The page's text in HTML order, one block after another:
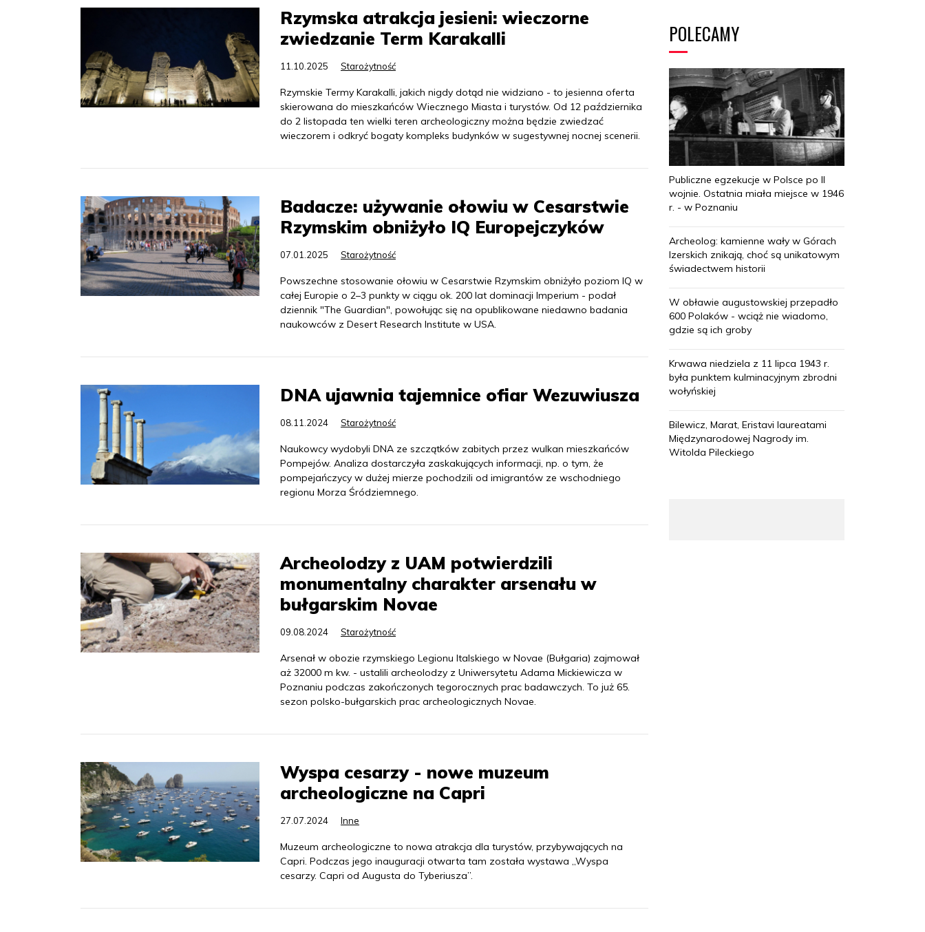
Rzymska atrakcja jesieni: wieczorne
zwiedzanie Term Karakalli
11.10.2025 Starożytność
Rzymskie Termy Karakalli, jakich nigdy dotąd nie widziano - to jesienna oferta
skierowana do mieszkańców Wiecznego Miasta i turystów. Od 12 października
do 2 listopada ten wielki teren archeologiczny można będzie zwiedzać
wieczorem i odkryć bogaty kompleks budynków w sugestywnej nocnej scenerii.
Badacze: używanie ołowiu w Cesarstwie
Rzymskim obniżyło IQ Europejczyków
07.01.2025 Starożytność
Powszechne stosowanie ołowiu w Cesarstwie Rzymskim obniżyło poziom IQ w
całej Europie o 2–3 punkty w ciągu ok. 200 lat dominacji Imperium - podał
dziennik "The Guardian", powołując się na opublikowane niedawno badania
naukowców z Desert Research Institute w USA.
DNA ujawnia tajemnice ofiar Wezuwiusza
08.11.2024 Starożytność
Naukowcy wydobyli DNA ze szczątków zabitych przez wulkan mieszkańców
Pompejów. Analiza dostarczyła zaskakujących informacji, np. o tym, że
pompejańczycy w dużej mierze pochodzili od imigrantów ze wschodniego
regionu Morza Śródziemnego.
Archeolodzy z UAM potwierdzili
monumentalny charakter arsenału w
bułgarskim Novae
09.08.2024 Starożytność
Arsenał w obozie rzymskiego Legionu Italskiego w Novae (Bułgaria) zajmował
aż 32000 m kw. - ustalili archeolodzy z Uniwersytetu Adama Mickiewicza w
Poznaniu podczas zakończonych tegorocznych prac badawczych. To już 65.
sezon polsko-bułgarskich prac archeologicznych Novae.
Wyspa cesarzy - nowe muzeum
archeologiczne na Capri
27.07.2024 Inne
Muzeum archeologiczne to nowa atrakcja dla turystów, przybywających na
Capri. Podczas jego inauguracji otwarta tam została wystawa „Wyspa
cesarzy. Capri od Augusta do Tyberiusza”.
POLECAMY
Publiczne egzekucje w Polsce po II
wojnie. Ostatnia miała miejsce w 1946
r. - w Poznaniu
Archeolog: kamienne wały w Górach
Izerskich znikają, choć są unikatowym
świadectwem historii
W obławie augustowskiej przepadło
600 Polaków - wciąż nie wiadomo,
gdzie są ich groby
Krwawa niedziela z 11 lipca 1943 r.
była punktem kulminacyjnym zbrodni
wołyńskiej
Bilewicz, Marat, Eristavi laureatami
Międzynarodowej Nagrody im.
Witolda Pileckiego